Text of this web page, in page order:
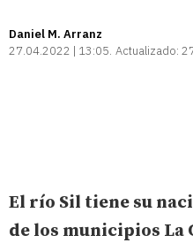
Daniel M. Arranz
27.04.2022 | 13:05 Actualizado:
El río Sil tiene su
de los municipios La